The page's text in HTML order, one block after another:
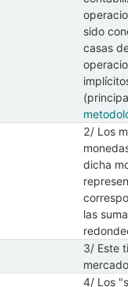
sido
casas
2/ Los
dicha
las
3/ Este
4/ Los